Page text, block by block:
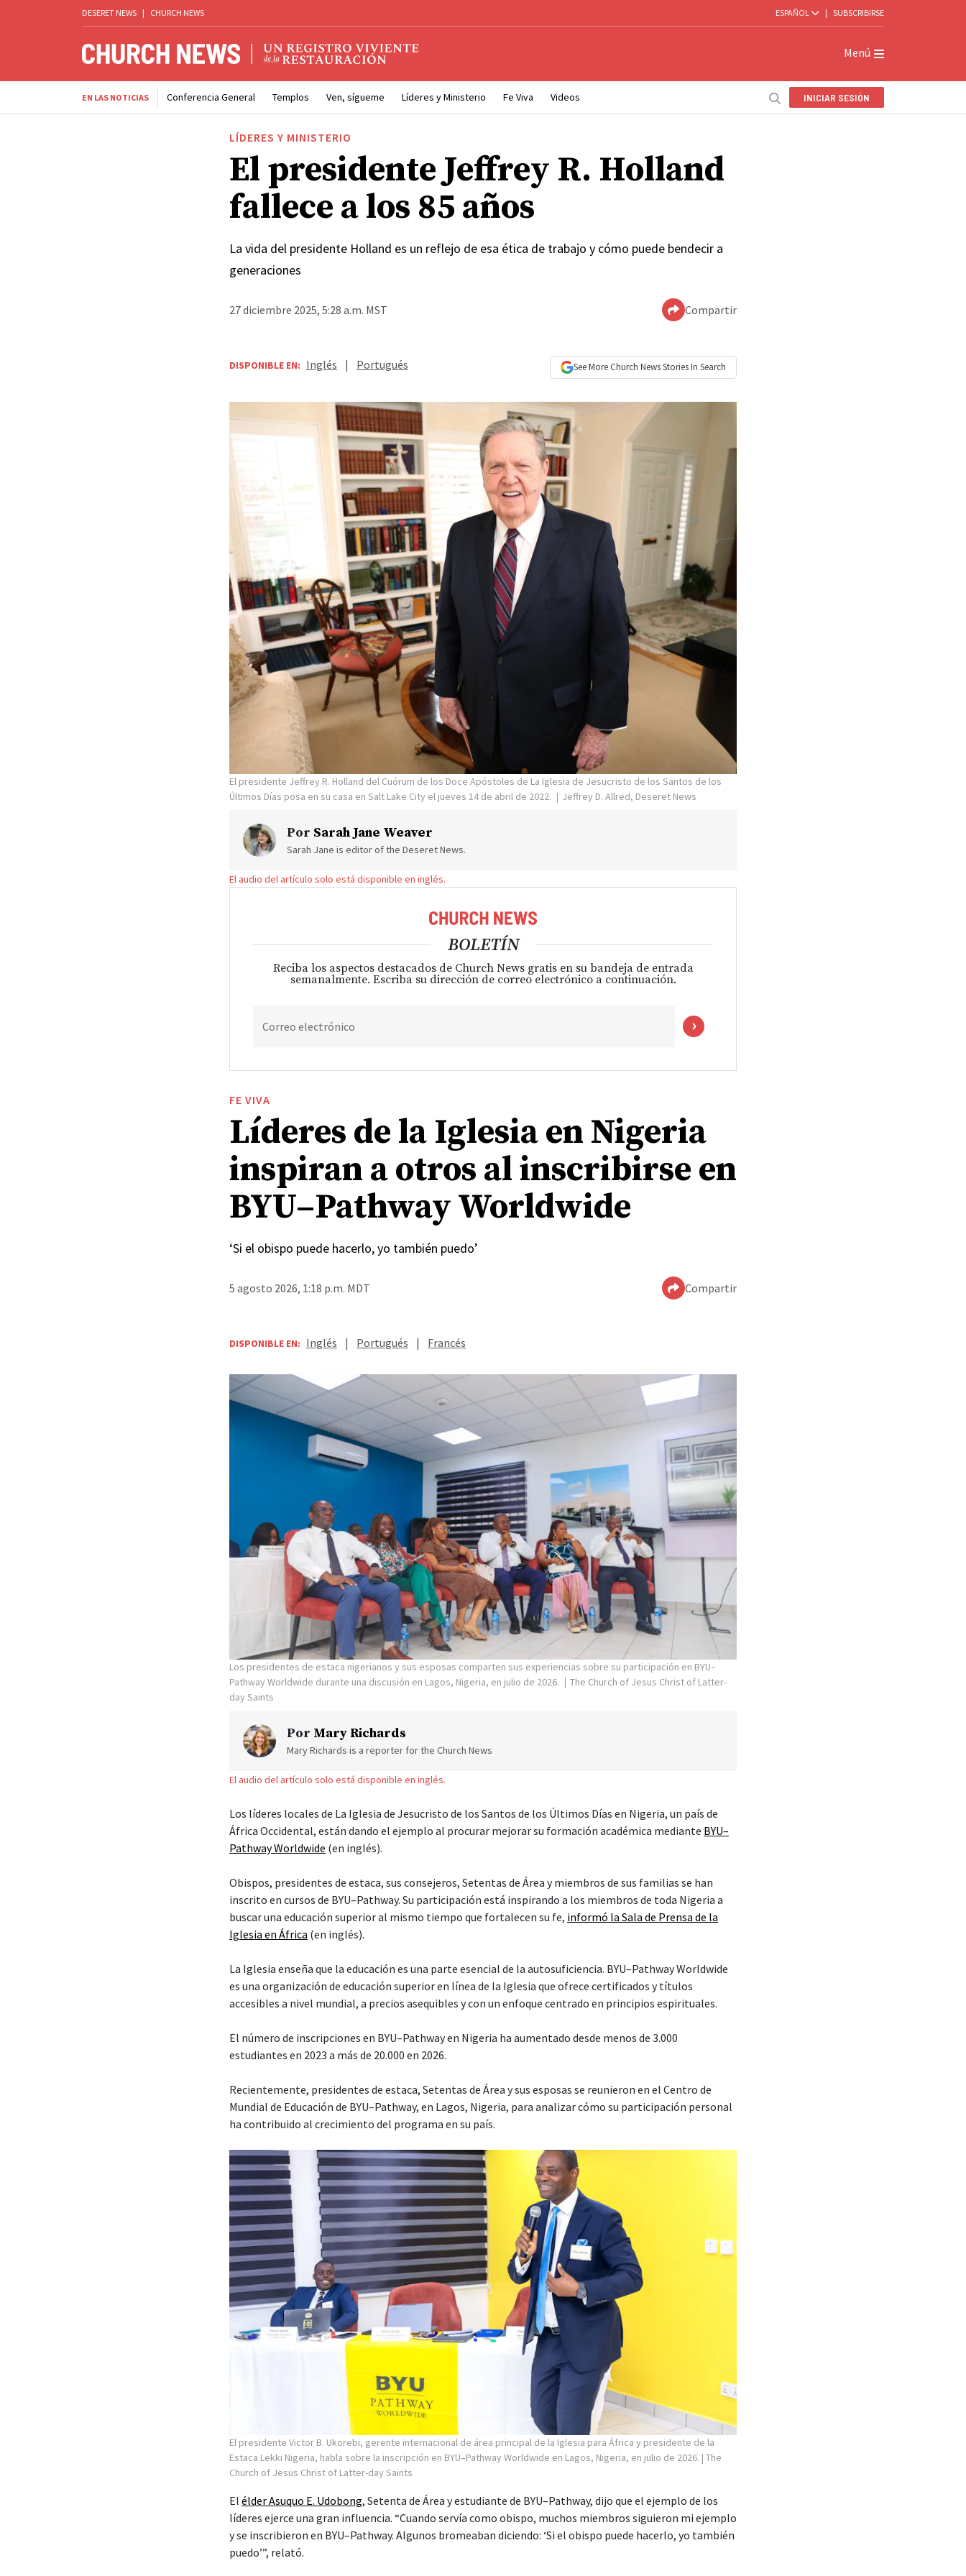
DESERET NEWS | CHURCH NEWS ESPAÑOL | SUBSCRIBIRSE
Menú
EN LAS NOTICIAS Conferencia General Templos Ven, sígueme Líderes y Ministerio Fe Viva Videos INICIAR SESIÓN
LÍDERES Y MINISTERIO
El presidente Jeffrey R. Holland
fallece a los 85 años
La vida del presidente Holland es un reflejo de esa ética de trabajo y cómo puede bendecir a
generaciones
27 diciembre 2025, 5:28 a.m. MST Compartir
DISPONIBLE EN: Inglés | Portugués See More Church NewsStories In Search
El presidente Jeffrey R. Holland del Cuórum de los Doce Apóstoles de La Iglesia de Jesucristo de los Santos de los
Últimos Días posa en su casa en Salt Lake City el jueves 14 de abril de 2022.
Jeffrey D. Allred, Deseret News
Por Sarah Jane Weaver
Sarah Jane is editor of the Deseret News.
El audio del artículo solo está disponible en inglés.
BOLETÍN
Reciba los aspectos destacados de Church News gratis en su bandeja de entrada
semanalmente. Escriba su dirección de correo electrónico a continuación.
Correo electrónico
FE VIVA
Líderes de la Iglesia en Nigeria
inspiran a otros al inscribirse en
BYU–Pathway Worldwide
‘Si el obispo puede hacerlo, yo también puedo’
5 agosto 2026, 1:18 p.m. MDT Compartir
DISPONIBLE EN: Inglés | Portugués | Francés
Los presidentes de estaca nigerianos y sus esposas comparten sus experiencias sobre su participación en BYU–
Pathway Worldwide durante una discusión en Lagos, Nigeria, en julio de 2026.
The Church of Jesus Christ of Latter-
day Saints
Por Mary Richards
Mary Richards is a reporter for the Church News
El audio del artículo solo está disponible en inglés.
Los líderes locales de La Iglesia de Jesucristo de los Santos de los Últimos Días en Nigeria, un país de
África Occidental, están dando el ejemplo al procurar mejorar su formación académica mediante BYU–
Pathway Worldwide (en inglés).
Obispos, presidentes de estaca, sus consejeros, Setentas de Área y miembros de sus familias se han
inscrito en cursos de BYU–Pathway. Su participación está inspirando a los miembros de toda Nigeria a
buscar una educación superior al mismo tiempo que fortalecen su fe, informó la Sala de Prensa de la
Iglesia en África (en inglés).
La Iglesia enseña que la educación es una parte esencial de la autosuficiencia. BYU–Pathway Worldwide
es una organización de educación superior en línea de la Iglesia que ofrece certificados y títulos
accesibles a nivel mundial, a precios asequibles y con un enfoque centrado en principios espirituales.
El número de inscripciones en BYU–Pathway en Nigeria ha aumentado desde menos de 3.000
estudiantes en 2023 a más de 20.000 en 2026.
Recientemente, presidentes de estaca, Setentas de Área y sus esposas se reunieron en el Centro de
Mundial de Educación de BYU–Pathway, en Lagos, Nigeria, para analizar cómo su participación personal
ha contribuido al crecimiento del programa en su país.
El presidente Victor B. Ukorebi, gerente internacional de área principal de la Iglesia para África y presidente de la
Estaca Lekki Nigeria, habla sobre la inscripción en BYU–Pathway Worldwide en Lagos, Nigeria, en julio de 2026. | The
Church of Jesus Christ of Latter-day Saints
El élder Asuquo E. Udobong, Setenta de Área y estudiante de BYU–Pathway, dijo que el ejemplo de los
líderes ejerce una gran influencia. “Cuando servía como obispo, muchos miembros siguieron mi ejemplo
y se inscribieron en BYU–Pathway. Algunos bromeaban diciendo: ‘Si el obispo puede hacerlo, yo también
puedo’”, relató.